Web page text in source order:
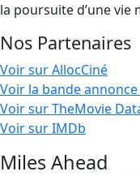
la poursuite d’une vie
Nos Partenaires
Voir sur AllocCiné
Voir la bande
Voir sur TheMovie
Voir sur IMDb
Miles Ahead